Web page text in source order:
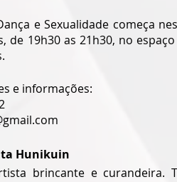
e Sexualidade começa
de 19h30 as 21h30, no
e informações:
Hunikuin
brincante e curandeira.